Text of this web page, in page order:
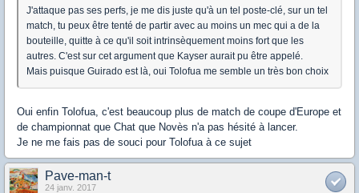
J'attaque pas ses perfs, je me dis juste qu'à un tel poste-clé, sur un tel
match, tu peux être tenté de partir avec au moins un mec qui a de la
bouteille, quitte à ce qu'il soit intrinsèquement moins fort que les
autres. C'est sur cet argument que Kayser aurait pu être appelé.
Mais puisque Guirado est là, oui Tolofua me semble un très bon choix
Oui enfin Tolofua, c'est beaucoup plus de match de coupe d'Europe et
de championnat que Chat que Novès n'a pas hésité à lancer.
Je ne me fais pas de souci pour Tolofua à ce sujet
Pave-man-t
24 janv. 2017